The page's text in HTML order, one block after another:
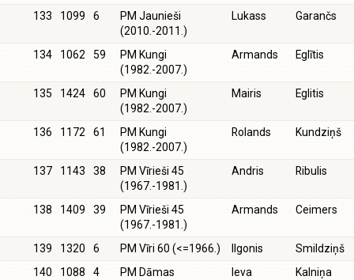
133 1099 6
PM Jaunieši
(2010.-2011.)
Lukass Garančs
134 1062 59
PM Kungi
(1982.-2007.)
Armands Eglītis
135 1424 60
PM Kungi
(1982.-2007.)
Mairis Eglitis
136 1172 61
PM Kungi
(1982.-2007.)
Rolands Kundziņš
137 1143 38
PM Vīrieši 45
(1967.-1981.)
Andris Ribulis
138 1409 39
PM Vīrieši 45
(1967.-1981.)
Armands Ceimers
139 1320 6 PM Vīri 60 (<=1966.) Ilgonis
Smildziņš
140
1088 4
PM Dāmas
Ieva Kalniņa